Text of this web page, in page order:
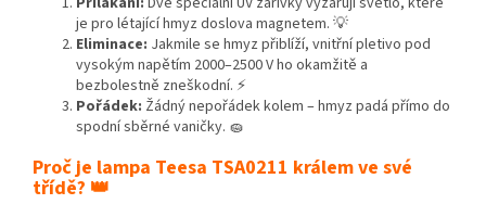
je pro létající hmyz doslova magnetem. 💡
Eliminace: Jakmile se hmyz přiblíží, vnitřní pletivo pod
vysokým napětím 2000–2500 V ho okamžitě a
bezbolestně zneškodní. ⚡
Pořádek: Žádný nepořádek kolem – hmyz padá přímo do
spodní sběrné vaničky. 🧽
Proč je lampa Teesa TSA0211 králem ve své
třídě? 👑